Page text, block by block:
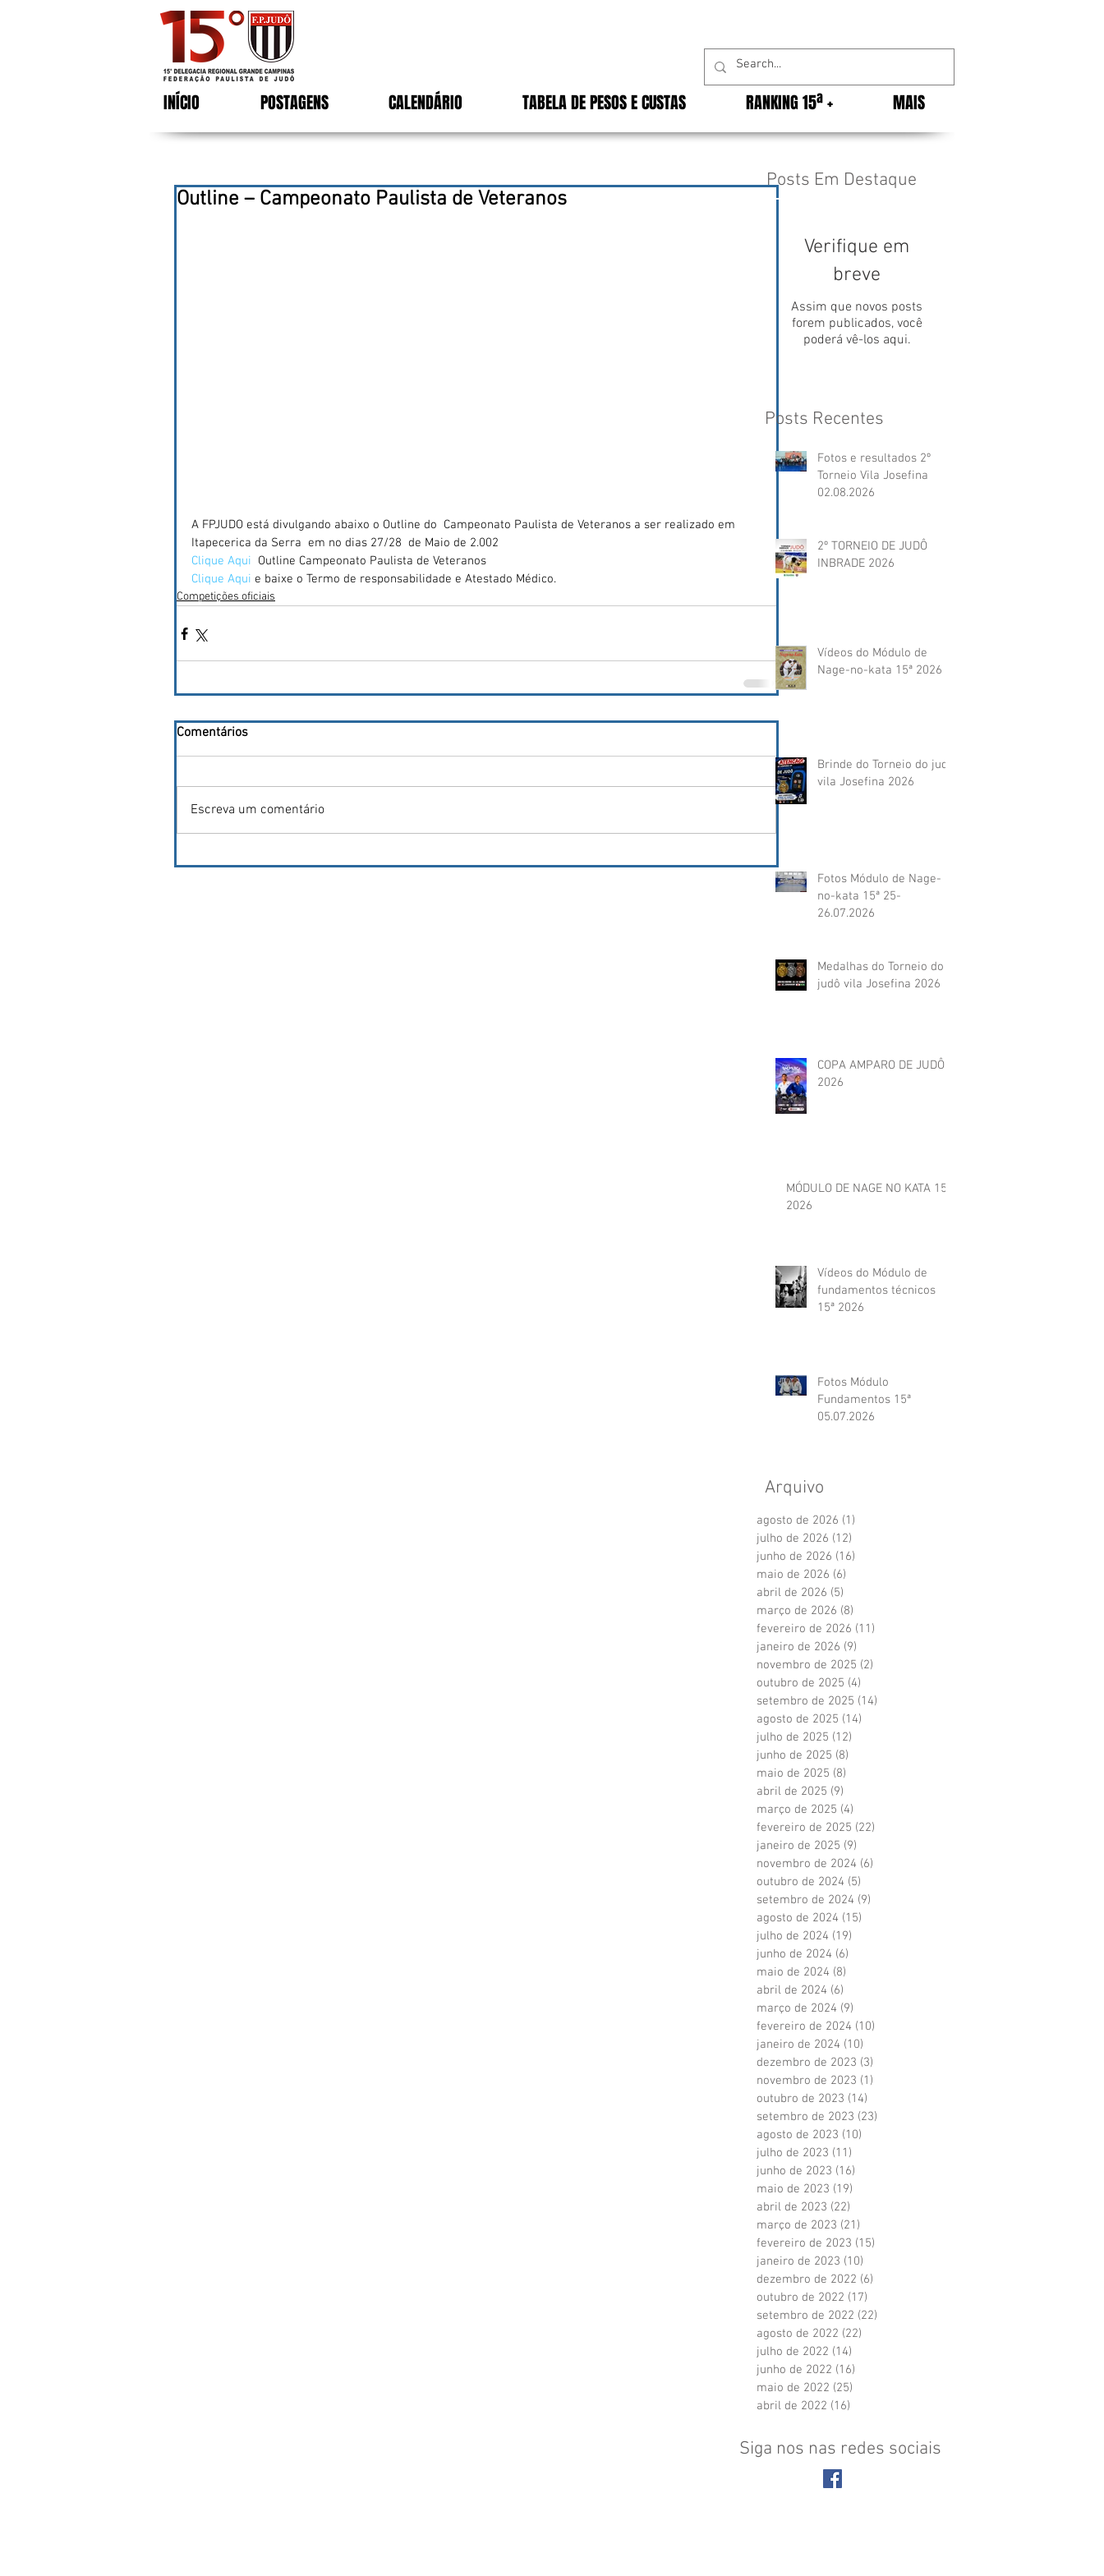
INÍCIO POSTAGENS CALENDÁRIO TABELA DE PESOS E CUSTAS RANKING 15ª + MAIS
Outline – Campeonato Paulista de Veteranos
A FPJUDO está divulgando abaixo o Outline do  Campeonato Paulista de Veteranos a ser realizado em
Itapecerica da Serra  em no dias 27/28  de Maio de 2.002
Clique Aqui Outline Campeonato Paulista de Veteranos
Clique Aqui e baixe o Termo de responsabilidade e Atestado Médico.
Competições oficiais
Comentários
Escreva um comentário
Posts Em Destaque
Verifique em
breve
Assim que novos posts
forem publicados, você
poderá vê-los aqui.
Posts Recentes
Fotos e resultados 2º
Torneio Vila Josefina
02.08.2026
2º TORNEIO DE JUDÔ
INBRADE 2026
Vídeos do Módulo de
Nage-no-kata 15ª 2026
Brinde do Torneio do judô
vila Josefina 2026
Fotos Módulo de Nage-
no-kata 15ª 25-
26.07.2026
Medalhas do Torneio do
judô vila Josefina 2026
COPA AMPARO DE JUDÔ
2026
MÓDULO DE NAGE NO KATA 15ª
2026
Vídeos do Módulo de
fundamentos técnicos
15ª 2026
Fotos Módulo
Fundamentos 15ª
05.07.2026
Arquivo
agosto de 2026 (1)
julho de 2026 (12)
junho de 2026 (16)
maio de 2026 (6)
abril de 2026 (5)
março de 2026 (8)
fevereiro de 2026 (11)
janeiro de 2026 (9)
novembro de 2025 (2)
outubro de 2025 (4)
setembro de 2025 (14)
agosto de 2025 (14)
julho de 2025 (12)
junho de 2025 (8)
maio de 2025 (8)
abril de 2025 (9)
março de 2025 (4)
fevereiro de 2025 (22)
janeiro de 2025 (9)
novembro de 2024 (6)
outubro de 2024 (5)
setembro de 2024 (9)
agosto de 2024 (15)
julho de 2024 (19)
junho de 2024 (6)
maio de 2024 (8)
abril de 2024 (6)
março de 2024 (9)
fevereiro de 2024 (10)
janeiro de 2024 (10)
dezembro de 2023 (3)
novembro de 2023 (1)
outubro de 2023 (14)
setembro de 2023 (23)
agosto de 2023 (10)
julho de 2023 (11)
junho de 2023 (16)
maio de 2023 (19)
abril de 2023 (22)
março de 2023 (21)
fevereiro de 2023 (15)
janeiro de 2023 (10)
dezembro de 2022 (6)
outubro de 2022 (17)
setembro de 2022 (22)
agosto de 2022 (22)
julho de 2022 (14)
junho de 2022 (16)
maio de 2022 (25)
abril de 2022 (16)
Siga nos nas redes sociais